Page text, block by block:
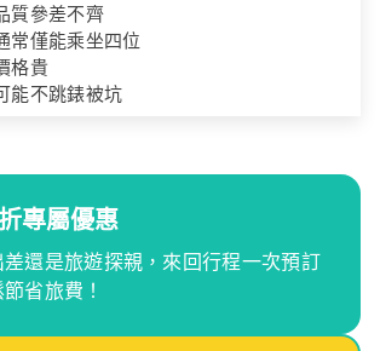
質參差不齊
常僅能乘坐四位
格貴
能不跳錶被坑
專屬優惠
還是旅遊探親，來回行程一次預訂
省旅費！